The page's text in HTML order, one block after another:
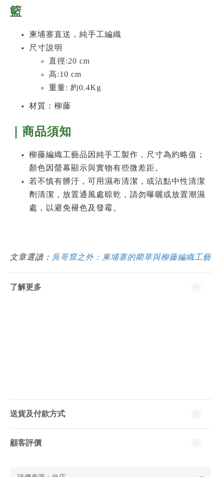
籃
柬埔寨直送，純手工編織
尺寸說明
直徑:20 cm
高:10 cm
重量: 約0.4Kg
材質：柳藤
｜商品須知
柳藤編織工藝品因純手工製作，尺寸為約略值；
顏色因螢幕顯示與實物有些微差距。
若不慎有髒汙，可用濕布清潔，或沾點中性清潔
劑清潔，放置通風處晾乾，請勿曝曬或放置潮濕
處，以避免褪色及發霉。
文章選讀： 吳哥窟之外：柬埔寨的藺草與柳藤編織工藝
了解更多
送貨及付款方式
顧客評價